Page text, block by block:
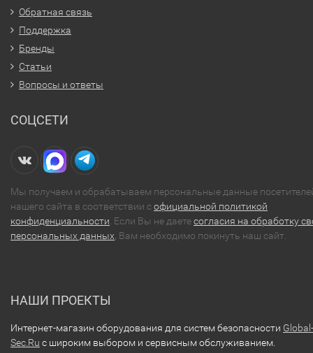
Обратная связь
Поддержка
Бренды
Статьи
Вопросы и ответы
СОЦСЕТИ
Мы получаем и обрабатываем персональные данные
нашего сайта в соответствии софициальной политикой
конфиденциальности . Если Вы не даетесогласия на обработку
персональных данных , Вам необходимо покинуть наш сайт.
НАШИ ПРОЕКТЫ
Интернет-магазин оборудования для систем безопасности Global-
Sec.Ru с широким выбором и сервисным обслуживанием.